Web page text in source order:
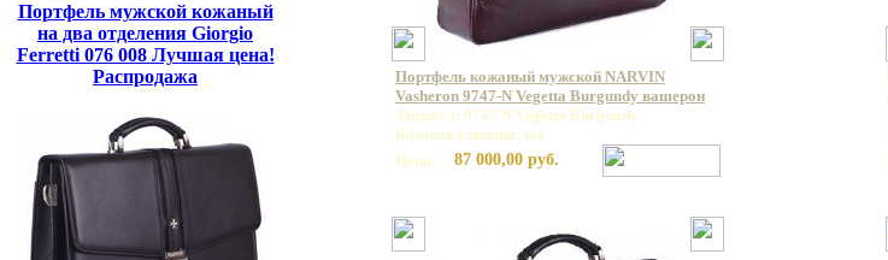
Портфель мужской кожаный
на два отделения Giorgio
Ferretti 076 008 Лучшая цена!
Распродажа
Портфель кожаный мужской NARVIN
Vasheron 9747-N Vegetta Burgundy вашерон
Артикул: 9747 N Vegetta Burgundy
Базовая единица: шт
Цена:
87 000,00 руб.